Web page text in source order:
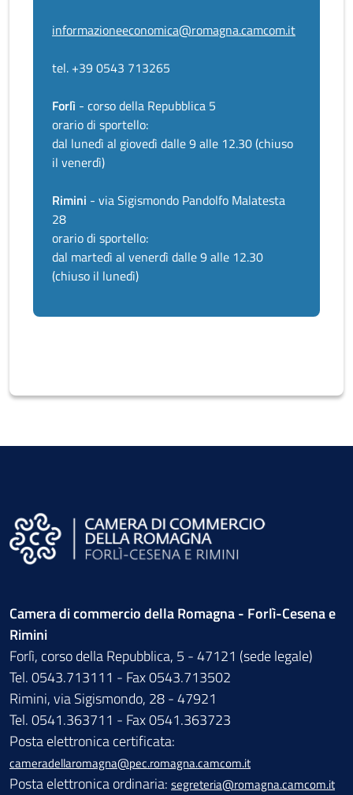
informazioneeconomica@romagna.camcom.it
tel. +39 0543 713265
Forlì - corso della Repubblica 5
orario di sportello:
dal lunedì al giovedì dalle 9 alle 12.30 (chiuso
il venerdì)
Rimini - via Sigismondo Pandolfo Malatesta
28
orario di sportello:
dal martedì al venerdì dalle 9 alle 12.30
(chiuso il lunedì)
Camera di commercio della Romagna - Forlì-Cesena e
Rimini
Forlì, corso della Repubblica, 5 - 47121 (sede legale)
Tel. 0543.713111 - Fax 0543.713502
Rimini, via Sigismondo, 28 - 47921
Tel. 0541.363711 - Fax 0541.363723
Posta elettronica certificata:
cameradellaromagna@pec.romagna.camcom.it
Posta elettronica ordinaria: segreteria@romagna.camcom.it